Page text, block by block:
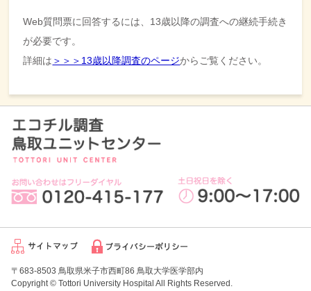
Web質問票に回答するには、13歳以降の調査への継続手続き
が必要です。
詳細は ＞＞＞13歳以降調査のページからご覧ください。
〒683-8503 鳥取県米子市西町86 鳥取大学医学部内
Copyright © Tottori University Hospital All Rights Reserved.